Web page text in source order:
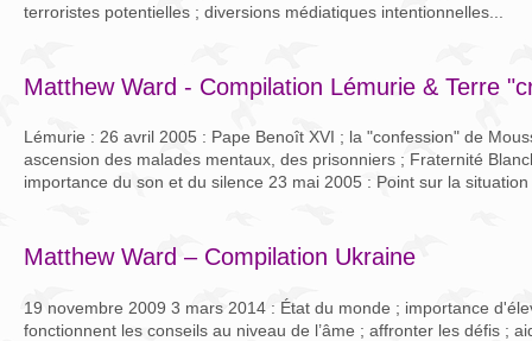
terroristes potentielles ; diversions médiatiques intentionnelles...
Matthew Ward - Compilation Lémurie & Terre
Lémurie : 26 avril 2005 : Pape Benoît XVI ; la "confession" de
ascension des malades mentaux, des prisonniers ; Fraternité
importance du son et du silence 23 mai 2005 : Point sur la
Matthew Ward – Compilation Ukraine
19 novembre 2009 3 mars 2014 : État du monde ; importance
fonctionnent les conseils au niveau de l’âme ; affronter les défis ;